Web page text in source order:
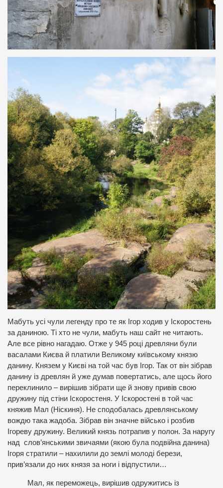
Мабуть усі чули легенду про те як Ігор ходив у Іскоростень
за даниною. Ті хто не чули, мабуть наш сайт не читають.
Але все рівно нагадаю. Отже у 945 році древляни були
васалами Києва й платили Великому київському князю
данину. Князем у Києві на той час був Ігор. Так от він зібрав
данину із древлян й уже думав повертатись, але щось його
переклинило – вирішив зібрати ще й знову привів свою
дружину під стіни Іскоростеня. У Іскоростені в той час
княжив Мал (Ніскиня). Не сподобалась древлянському
вождю така жадоба. Зібрав він значне військо і розбив
Ігореву дружину. Великий князь потрапив у полон. За наругу
над слов’янськими звичаями (якою була подвійна данина)
Ігоря стратили – нахилили до землі молоді берези,
прив’язали до них князя за ноги і відпустили…
Мал, як переможець, вирішив одружитись із